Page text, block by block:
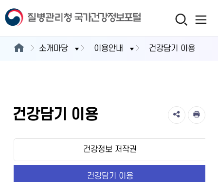
소개마당 이용안내 건강담기 이용
건강담기 이용
건강정보 저작권
건강담기 이용